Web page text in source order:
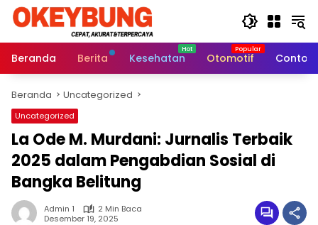
Langsung
Beranda
Berita Kesehatan Otomotif Contoh
Beranda Uncategorized
Uncategorized
La Ode M. Murdani: Jurnalis Terbaik
2025 dalam Pengabdian Sosial di
Bangka Belitung
Admin 1
2 Min Baca
Desember 19, 2025